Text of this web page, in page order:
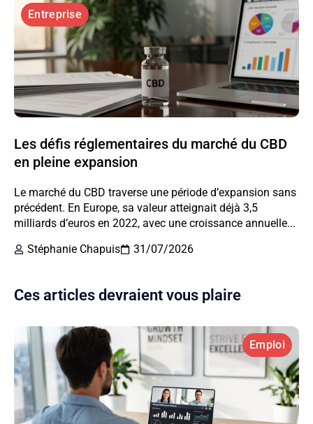
Entreprise
Les défis réglementaires du marché du CBD
en pleine expansion
Le marché du CBD traverse une période d’expansion sans
précédent. En Europe, sa valeur atteignait déjà 3,5
milliards d’euros en 2022, avec une croissance annuelle...
Stéphanie Chapuis
31/07/2026
Ces articles devraient vous plaire
Emploi